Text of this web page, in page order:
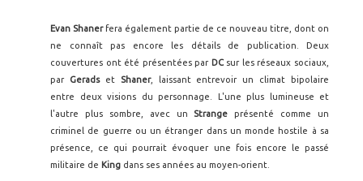
Evan Shanerfera également partie de ce nouveau titre, dont on
ne connaît pas encore les détails de publication. Deux
couvertures ont été présentées par DC sur les réseaux sociaux,
par Geradset Shaner, laissant entrevoir un climat bipolaire
entre deux visions du personnage. L'une plus lumineuse et
l'autre plus sombre, avec un Strange présenté comme un
criminel de guerre ou un étranger dans un monde hostile à sa
présence, ce qui pourrait évoquer une fois encore le passé
militaire de King dans ses années au moyen-orient.